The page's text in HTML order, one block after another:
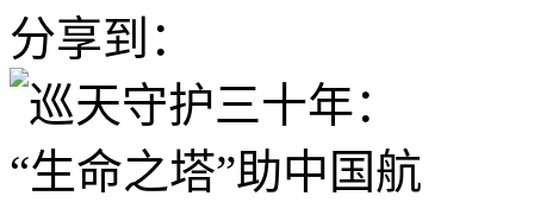
分享到：